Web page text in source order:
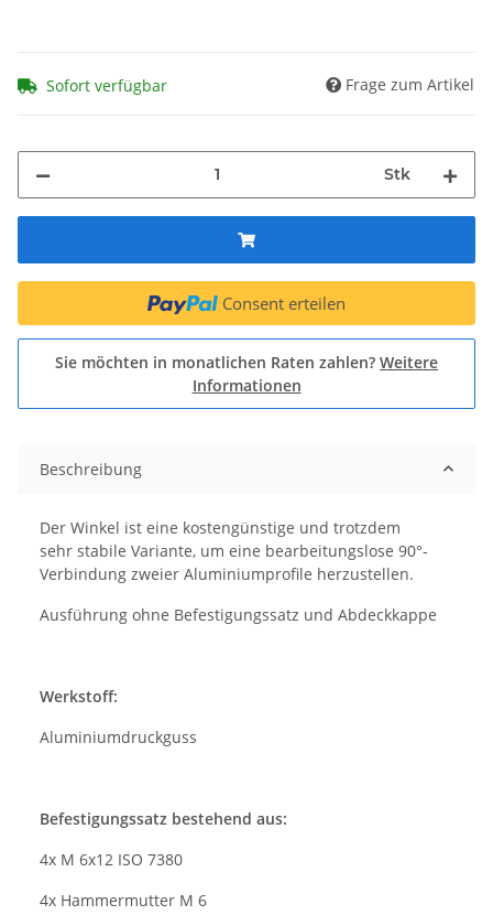
Sofort verfügbar Frage zum Artikel
Stk
Consent erteilen
Sie möchten in monatlichen Raten zahlen? Weitere
Informationen
Beschreibung
Der Winkel ist eine kostengünstige und trotzdem
sehr stabile Variante, um eine bearbeitungslose 90°-
Verbindung zweier Aluminiumprofile herzustellen.
Ausführung ohne Befestigungssatz und Abdeckkappe
Werkstoff:
Aluminiumdruckguss
Befestigungssatz bestehend aus:
4x M 6x12 ISO 7380
4x Hammermutter M 6